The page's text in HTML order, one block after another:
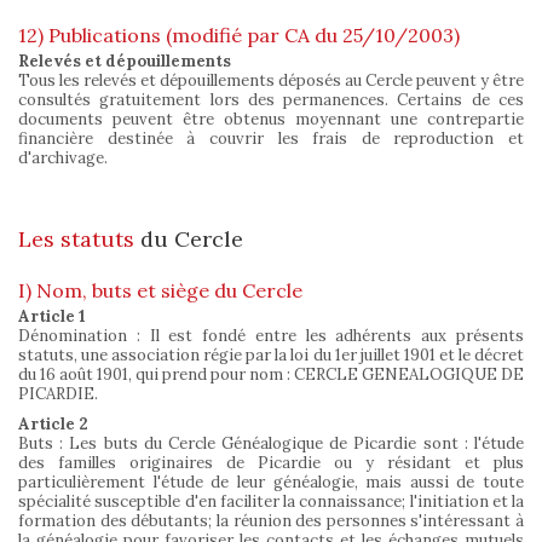
12) Publications (modifié par CA du 25/10/2003)
Relevés et dépouillements
Tous les relevés et dépouillements déposés au Cercle peuvent y être
consultés gratuitement lors des permanences. Certains de ces
documents peuvent être obtenus moyennant une contrepartie
financière destinée à couvrir les frais de reproduction et
d'archivage.
Les statuts du Cercle
I) Nom, buts et siège du Cercle
Article 1
Dénomination : Il est fondé entre les adhérents aux présents
statuts, une association régie par la loi du 1er juillet 1901 et le décret
du 16 août 1901, qui prend pour nom : CERCLE GENEALOGIQUE DE
PICARDIE.
Article 2
Buts : Les buts du Cercle Généalogique de Picardie sont : l'étude
des familles originaires de Picardie ou y résidant et plus
particulièrement l'étude de leur généalogie, mais aussi de toute
spécialité susceptible d'en faciliter la connaissance; l'initiation et la
formation des débutants; la réunion des personnes s'intéressant à